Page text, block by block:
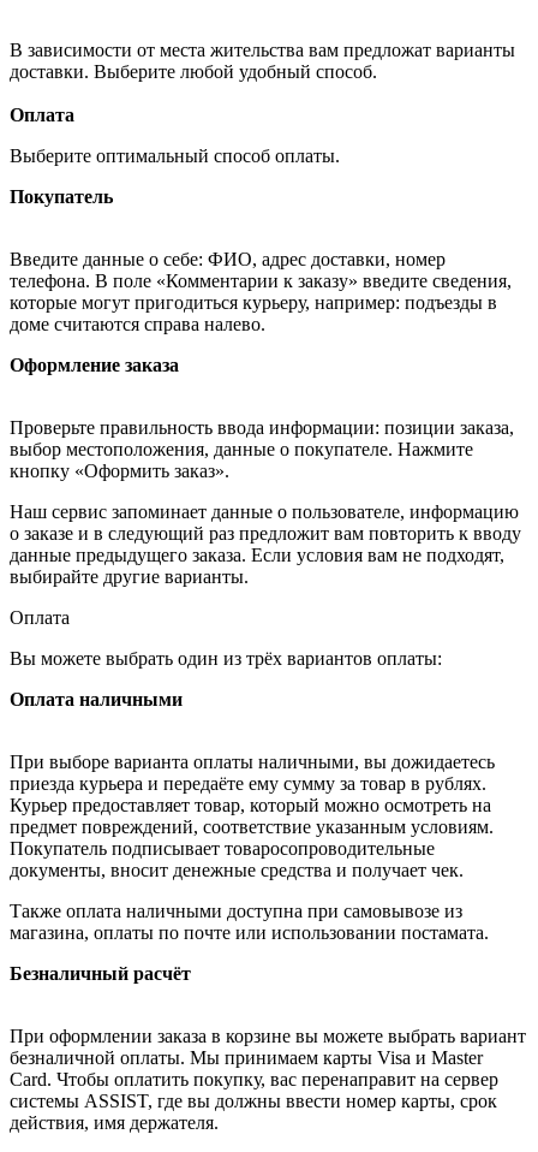
В зависимости от места жительства вам предложат варианты
доставки. Выберите любой удобный способ.
Оплата
Выберите оптимальный способ оплаты.
Покупатель
Введите данные о себе: ФИО, адрес доставки, номер
телефона. В поле «Комментарии к заказу» введите сведения,
которые могут пригодиться курьеру, например: подъезды в
доме считаются справа налево.
Оформление заказа
Проверьте правильность ввода информации: позиции заказа,
выбор местоположения, данные о покупателе. Нажмите
кнопку «Оформить заказ».
Наш сервис запоминает данные о пользователе, информацию
о заказе и в следующий раз предложит вам повторить к вводу
данные предыдущего заказа. Если условия вам не подходят,
выбирайте другие варианты.
Оплата
Вы можете выбрать один из трёх вариантов оплаты:
Оплата наличными
При выборе варианта оплаты наличными, вы дожидаетесь
приезда курьера и передаёте ему сумму за товар в рублях.
Курьер предоставляет товар, который можно осмотреть на
предмет повреждений, соответствие указанным условиям.
Покупатель подписывает товаросопроводительные
документы, вносит денежные средства и получает чек.
Также оплата наличными доступна при самовывозе из
магазина, оплаты по почте или использовании постамата.
Безналичный расчёт
При оформлении заказа в корзине вы можете выбрать вариант
безналичной оплаты. Мы принимаем карты Visa и Master
Card. Чтобы оплатить покупку, вас перенаправит на сервер
системы ASSIST, где вы должны ввести номер карты, срок
действия, имя держателя.